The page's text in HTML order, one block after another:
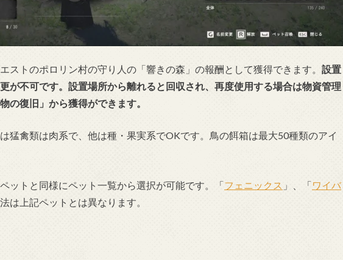
ストのポロリン村の守り人の「響きの森」の報酬として獲得できます。 設置
が不可です。設置場所から離れると回収され、再度使用する場合は物資管理
の復旧」から獲得ができます。
猛禽類は肉系で、他は種・果実系でOKです。鳥の餌箱は最大50種類のアイ
ットと同様にペット一覧から選択が可能です。「フェニックス 」、「ワイバ
は上記ペットとは異なります。